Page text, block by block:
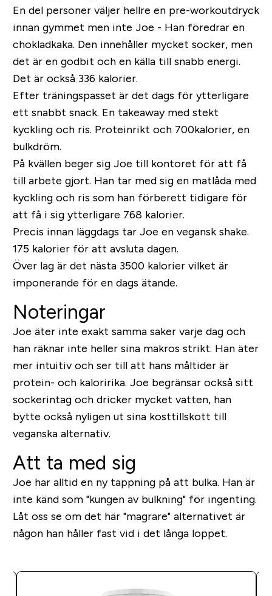
En del personer väljer hellre en pre-workoutdryck
innan gymmet men inte Joe - Han föredrar en
chokladkaka. Den innehåller mycket socker, men
det är en godbit och en källa till snabb energi.
Det är också 336 kalorier.
Efter träningspasset är det dags för ytterligare
ett snabbt snack. En takeaway med stekt
kyckling och ris. Proteinrikt och 700kalorier, en
bulkdröm.
På kvällen beger sig Joe till kontoret för att få
till arbete gjort. Han tar med sig en matlåda med
kyckling och ris som han förberett tidigare för
att få i sig ytterligare 768 kalorier.
Precis innan läggdags tar Joe en vegansk shake.
175 kalorier för att avsluta dagen.
Över lag är det nästa 3500 kalorier vilket är
imponerande för en dags ätande.
Noteringar
Joe äter inte exakt samma saker varje dag och
han räknar inte heller sina makros strikt. Han äter
mer intuitiv och ser till att hans måltider är
protein- och kaloririka. Joe begränsar också sitt
sockerintag och dricker mycket vatten, han
bytte också nyligen ut sina kosttillskott till
veganska alternativ.
Att ta med sig
Joe har alltid en ny tappning på att bulka. Han är
inte känd som "kungen av bulkning" för ingenting.
Låt oss se om det här "magrare" alternativet är
någon han håller fast vid i det långa loppet.